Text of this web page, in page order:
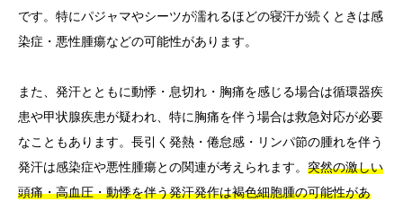
です。特にパジャマやシーツが濡れるほどの寝汗が続くときは感
染症・悪性腫瘍などの可能性があります。
また、発汗とともに動悸・息切れ・胸痛を感じる場合は循環器疾
患や甲状腺疾患が疑われ、特に胸痛を伴う場合は救急対応が必要
なこともあります。長引く発熱・倦怠感・リンパ節の腫れを伴う
発汗は感染症や悪性腫瘍との関連が考えられます。 突然の激しい
頭痛・高血圧・動悸を伴う発汗発作は褐色細胞腫の可能性があ